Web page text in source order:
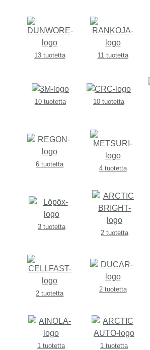
13 tuotetta 11 tuotetta
10 tuotetta
10 tuotetta
6 tuotetta
4 tuotetta
3 tuotetta
2 tuotetta
2 tuotetta
2 tuotetta
1 tuotetta 1 tuotetta